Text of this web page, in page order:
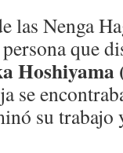
Nenga
que
se
su trabajo